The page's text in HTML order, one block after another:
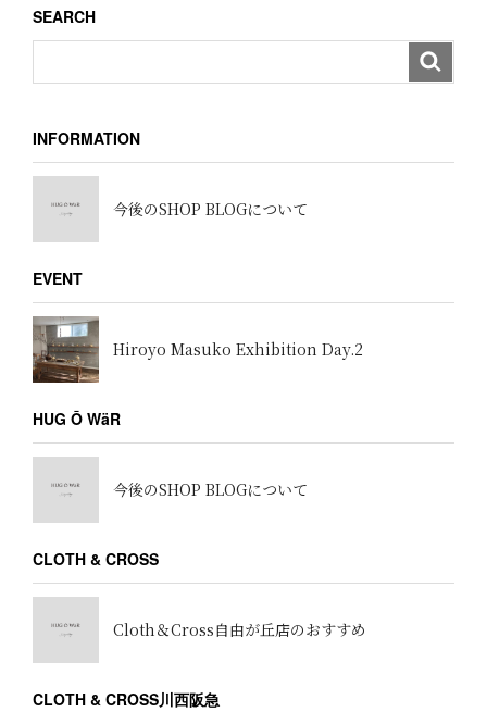
ン
SEARCH
INFORMATION
今後のSHOP BLOGについて
EVENT
Hiroyo Masuko Exhibition Day.2
HUG Ō WäR
今後のSHOP BLOGについて
CLOTH & CROSS
Cloth＆Cross自由が丘店のおすすめ
CLOTH & CROSS川西阪急